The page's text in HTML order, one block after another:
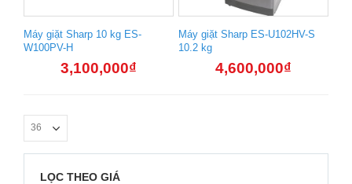
Máy giặt Sharp 10 kg ES-
W100PV-H
3,100,000₫
Máy giặt Sharp ES-U102HV-S
10.2 kg
4,600,000₫
LỌC THEO GIÁ